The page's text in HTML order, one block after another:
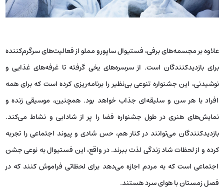
علاوه بر مجسمه‌های برفی، فستیوال ساپورو مملو از فعالیت‌های سرگرم‌کننده
برای بازدیدکنندگان است. از سرسره‌های یخی گرفته تا غرفه‌های غذایی و
نوشیدنی، این جشنواره تنوعی بی‌نظیر را برنامه‌ریزی کرده است که برای همه
افراد با هر سن و سلیقه‌ای جذاب خواهد بود. همچنین، موسیقی زنده و
نمایش‌های هنری در طول جشنواره فضا را پر از شادابی و نشاط می‌کند.
بازدیدکنندگان می‌توانند در کنار هم، حس شادی و پیوند اجتماعی را تجربه
کرده و از لحظات شاد زندگی لذت ببرند. در واقع، این فستیوال به نوعی جشن
اجتماعی است که به مردم اجازه می‌دهد برای لحظاتی فراموش کنند که در
فصل زمستان با هوای سرد هستند.